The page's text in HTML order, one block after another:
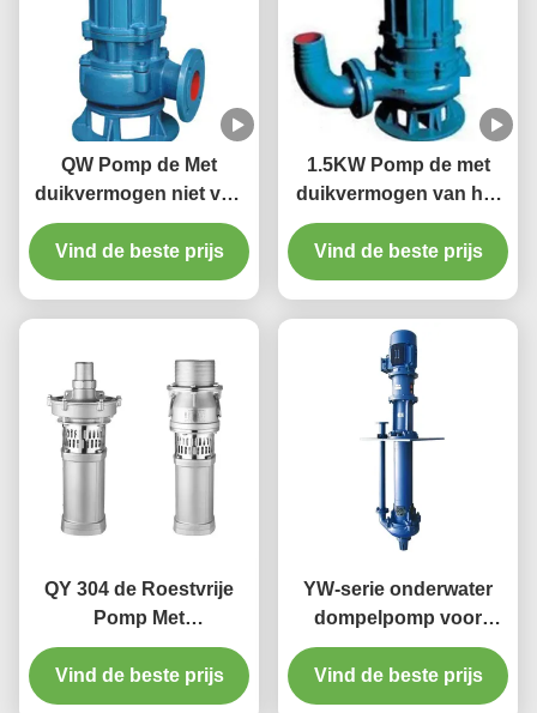
QW Pomp de Met
duikvermogen niet van
de
Belemmeringsriolering
voor Industrieel
Vind de beste prijs
1.5KW Pomp de met
duikvermogen van het
Rioleringswater IP68
met Dubbele Drijvende
kracht
Vind de beste prijs
QY 304 de Roestvrije
Pomp Met
duikvermogen van het
Pomp50gpm-500gpm
Roestvrije staal diep
Vind de beste prijs
YW-serie onderwater
dompelpomp voor
afvalwater,
corrosiebestendig
Vind de beste prijs